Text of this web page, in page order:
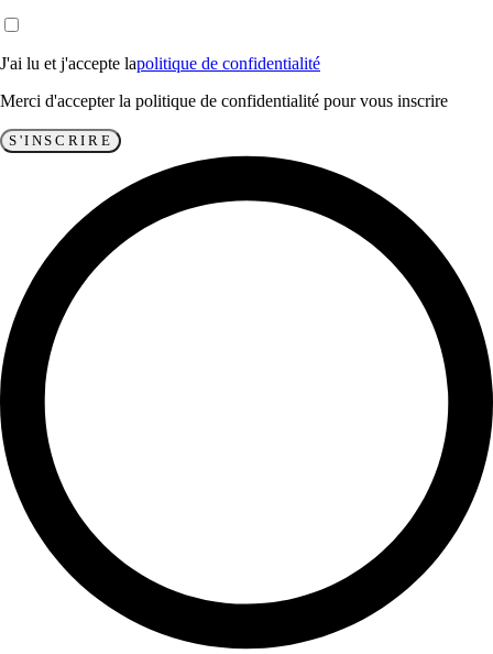
J'ai lu et j'accepte lapolitique de confidentialité
Merci d'accepter la politique de confidentialité pour vous inscrire
S'INSCRIRE